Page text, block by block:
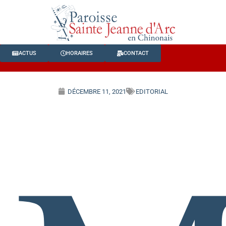
ACTUS HORAIRES CONTACT
DÉCEMBRE 11, 2021 EDITORIAL